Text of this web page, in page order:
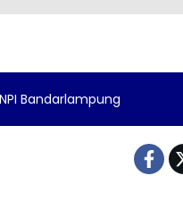
Bandarlampung